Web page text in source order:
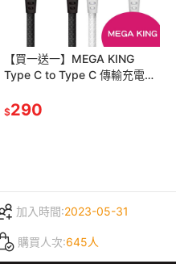
【買一送一】MEGA KING
Type C to Type C 傳輸充電編
$290
加入時間:2023-05-31
購買人次:645人